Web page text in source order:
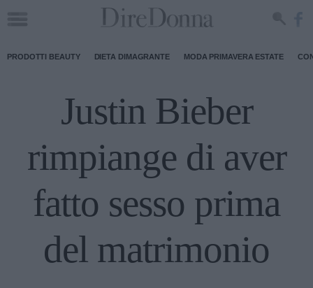
PRODOTTI BEAUTY DIETA DIMAGRANTE MODA PRIMAVERA ESTATE
Justin Bieber
rimpiange di aver
fatto sesso prima
del matrimonio